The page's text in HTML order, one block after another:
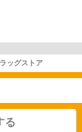
ッグストア
る